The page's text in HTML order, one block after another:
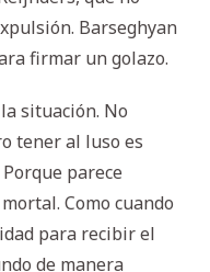
Barseghyan
firmar un golazo.
situación. No
tener al luso es
parece
Como cuando
para recibir el
de manera